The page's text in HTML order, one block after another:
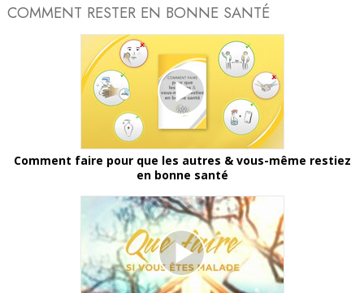
COMMENT RESTER EN BONNE SANTÉ
Comment faire pour que les autres & vous-même restiez
en bonne santé